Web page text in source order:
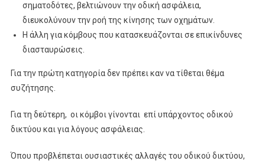
σηματοδότες, βελτιώνουν την οδική ασφάλεια,
διευκολύνουν την ροή της κίνησης των οχημάτων.
Η άλλη για κόμβους που κατασκευάζονται σε επικίνδυνες
διασταυρώσεις.
Για την πρώτη κατηγορία δεν πρέπει καν να τίθεται θέμα
συζήτησης.
Για τη δεύτερη, οι κόμβοι γίνονται επί υπάρχοντος οδικού
δικτύου και για λόγους ασφάλειας.
Όπου προβλέπεται ουσιαστικές αλλαγές του οδικού δικτύου,